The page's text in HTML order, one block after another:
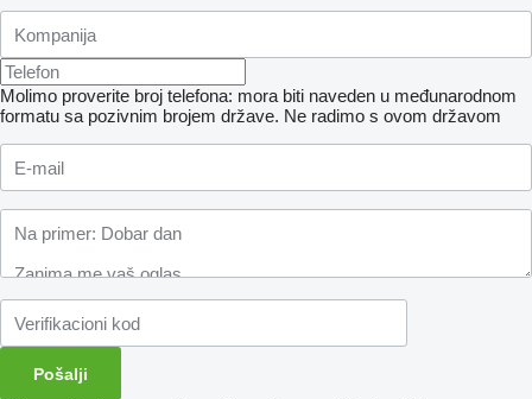
Molimo proverite broj telefona: mora biti naveden u međunarodnom
formatu sa pozivnim brojem države. Ne radimo s ovom državom